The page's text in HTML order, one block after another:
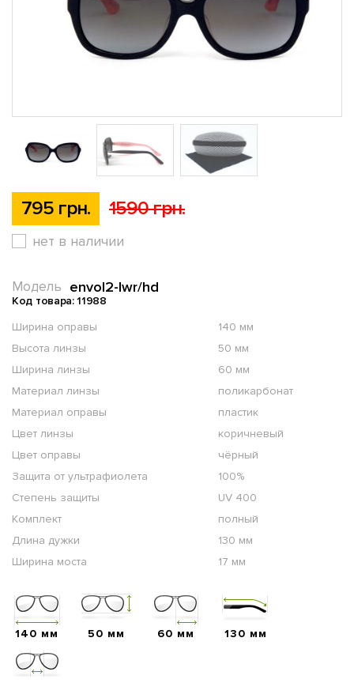
795 грн. 1590 грн.
нет в наличии
envol2-lwr/hd
Модель
Код товара: 11988
Ширина оправы
140 мм
Высота линзы
50 мм
Ширина линзы
60 мм
Материал линзы
поликарбонат
Материал оправы
пластик
Цвет линзы
коричневый
Цвет оправы
чёрный
Защита от ультрафиолета
100%
Степень защиты
UV 400
Комплект
полный
Длина дужки
130 мм
Ширина моста
17 мм
140 мм 50 мм 60 мм 130 мм